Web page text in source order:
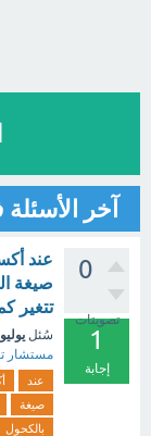
آخر
0
تصويتات
1
إجابة
عند
صيغة
تتغير
سُئل يوليو 24
مستشار
عند
صيغة
بالكحول